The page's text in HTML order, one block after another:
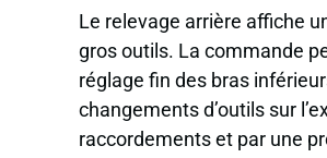
Le relevage arrière affiche
gros outils. La commande
réglage fin des bras
changements d’outils sur
raccordements et par une